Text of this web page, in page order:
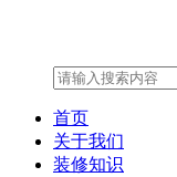
首页
关于我们
装修知识